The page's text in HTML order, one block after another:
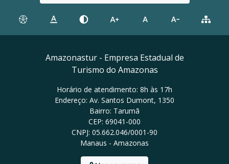
Amazonastur - Empresa Estadual de
Turismo do Amazonas
Horário de atendimento: 8h às 17h
Endereço: Av. Santos Dumont, 1350
Bairro: Tarumã
CEP: 69041-000
CNPJ: 05.662.046/0001-90
Manaus - Amazonas